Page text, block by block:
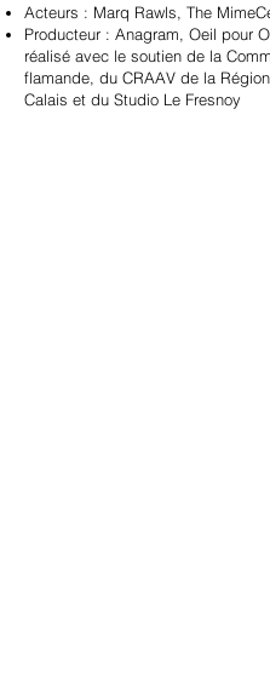
Acteurs : Marq Rawls, The
Producteur : Anagram, Oeil pour
réalisé avec le soutien de la
flamande, du CRAAV de la
Calais et du Studio Le Fresnoy